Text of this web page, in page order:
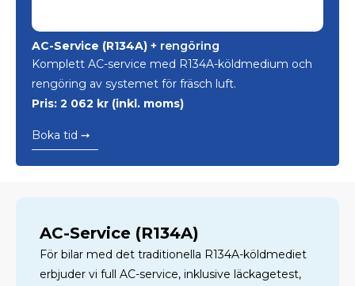
AC-Service (R134A) + rengöring
Komplett AC-service med R134A-köldmedium och
rengöring av systemet för fräsch luft.
Pris: 2 062 kr (inkl. moms)
Boka tid ➙
AC-Service (R134A)
För bilar med det traditionella R134A-köldmediet
erbjuder vi full AC-service, inklusive läckagetest,